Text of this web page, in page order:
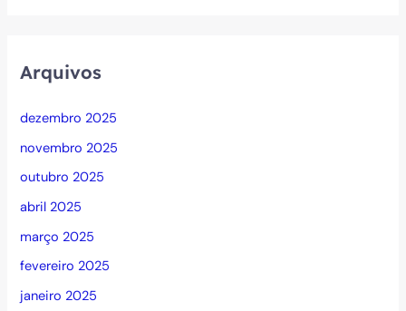
Arquivos
dezembro 2025
novembro 2025
outubro 2025
abril 2025
março 2025
fevereiro 2025
janeiro 2025